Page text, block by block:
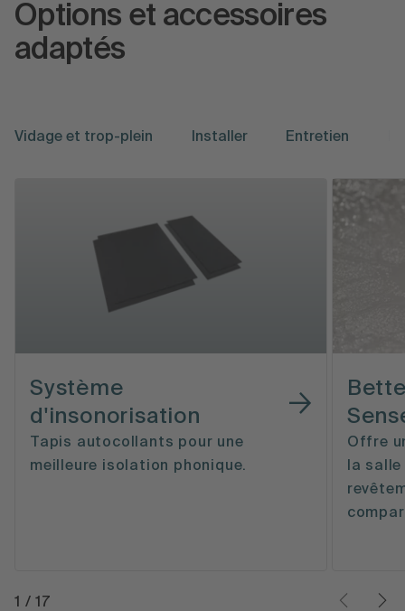
Options et accessoires
adaptés
Vidage et trop-plein Installer Entretien
Système
d'insonorisation
Tapis autocollants pour une
meilleure isolation phonique.
Offre
la salle
1 /17